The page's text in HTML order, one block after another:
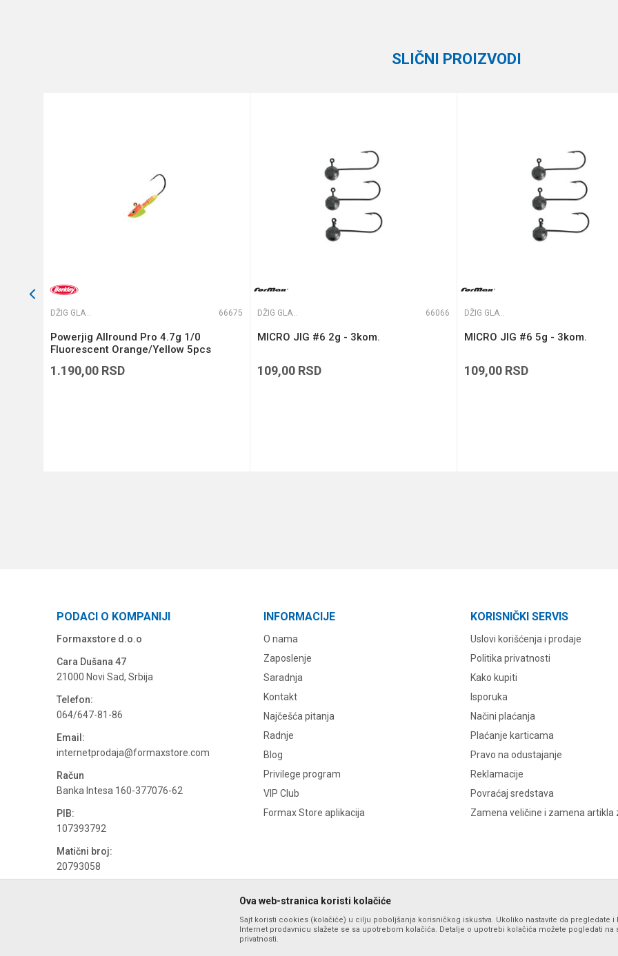
SLIČNI PROIZVODI
DŽIG GLAVE 66675
Powerjig Allround Pro 4.7g 1/0
Fluorescent Orange/Yellow 5pcs
1.190,00 RSD
DŽIG GLAVE 66066
MICRO JIG #6 2g - 3kom.
109,00 RSD
DŽIG GLAVE
MICRO JIG #6 5g - 3kom.
109,00 RSD
PODACI O KOMPANIJI
Formaxstore d.o.o
Cara Dušana 47
21000 Novi Sad, Srbija
Telefon:
064/647-81-86
Email:
internetprodaja@formaxstore.com
Račun
Banka Intesa 160-377076-62
PIB:
107393792
Matični broj:
20793058
INFORMACIJE
O nama
Zaposlenje
Saradnja
Kontakt
Najčešća pitanja
Radnje
Blog
Privilege program
VIP Club
Formax Store aplikacija
KORISNIČKI SERVIS
Uslovi korišćenja i prodaje
Politika privatnosti
Kako kupiti
Isporuka
Načini plaćanja
Plaćanje karticama
Pravo na odustajanje
Reklamacije
Povraćaj sredstava
Zamena veličine i zamena artikla
Ova web-stranica koristi kolačiće
Sajt koristi cookies (kolačiće) u cilju poboljšanja korisničkog iskustva. Ukoliko nastavite da pregledate i
Internet prodavnicu slažete se sa upotrebom kolačića. Detalje o upotrebi kolačića možete pogledati na
privatnosti.